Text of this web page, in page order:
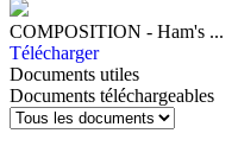
COMPOSITION - Ham's ...
Télécharger
Documents utiles
Documents téléchargeables